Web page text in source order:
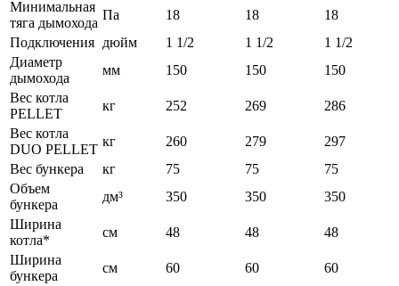
Минимальная
тяга дымохода
Па 18 18
18
Подключения дюйм 1 1/2 1 1/2
1 1/2
Диаметр
дымохода
мм 150 150
150
Вес котла
PELLET
кг 252 269
286
Вес котла
DUO PELLET
кг 260 279
297
Вес бункера
кг 75 75
75
Объем
бункера
дм³ 350 350
350
Ширина
котла*
см 48 48
48
Ширина
бункера
см 60 60
60